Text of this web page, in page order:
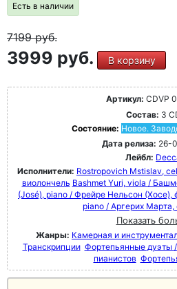
Есть в наличии
7199руб.
3999 руб. В корзину
Артикул: CDVP
Состав: 3
Состояние: Новое.
Дата релиза: 26-
Лейбл:
Исполнители: Rostropovich Mstislav,
виолончель Bashmet Yuri, viola /
(José), piano / Фрейре Нельсон (Хосе),
piano / Аргерих Марта,
Показать
Жанры: Камерная и
Транскрипции Фортепьянные дуэты
пианистов